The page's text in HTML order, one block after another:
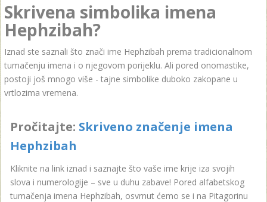
Skrivena simbolika imena
Hephzibah?
Iznad ste saznali što znači ime Hephzibah prema tradicionalnom
tumačenju imena i o njegovom porijeklu. Ali pored onomastike,
postoji još mnogo više - tajne simbolike duboko zakopane u
vrtlozima vremena.
Pročitajte: Skriveno značenje imena
Hephzibah
Kliknite na link iznad i saznajte što vaše ime krije iza svojih
slova i numerologije – sve u duhu zabave! Pored alfabetskog
tumačenja imena Hephzibah, osvrnut ćemo se i na Pitagorinu